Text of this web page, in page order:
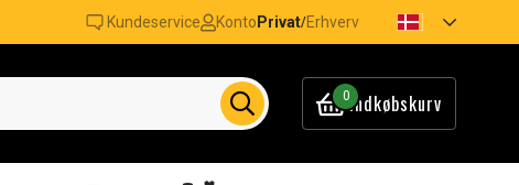
Kundeservice Konto Privat/Erhverv
0Indkøbskurv